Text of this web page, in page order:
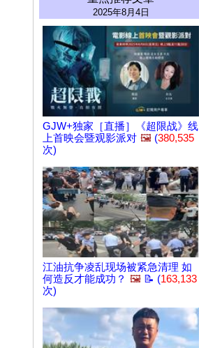
2025年8月4日
GJW+独家［直播］《超限战》线
上首映会暨观影派对 🖼️ (380,535
次)
江油抗争凌乱现场被紧急清理 如
何造反才能成功？ 🖼️ 📝 (163,133
次)